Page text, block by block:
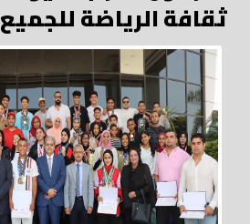
ثقافة الرياضة للجميع